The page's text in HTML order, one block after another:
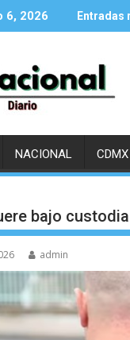
6, 2026 Entradas
NACIONAL CDMX
bajo
admin